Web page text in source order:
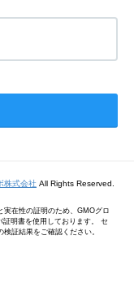
株式会社 All Rights Reserved.
実在性の証明のため、GMOグロ
明書を使用しております。 セ
証結果をご確認ください。